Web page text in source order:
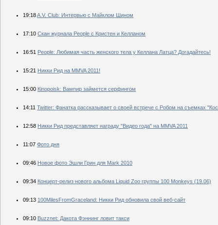
19:18A.V. Club: Интервью с Майклом Шином
17:10 Скан журнала Рeople с Кристен и Келланом
16:51 People: Любимая часть женского тела у Келлана Латца? Догадайтесь!
15:21 Никки Рид на MMVA 2011!
15:00 Кinopoisk: Вампир займется серфингом
14:11 Twitter: Фанатка рассказывает о своей встрече с Робом на съемках
12:58 Никки Рид представляет награду "Видео года" на MMVA 2011
11:07 Фото дня
09:46 Новое фото Эшли Грин для Mark 2010
09:34 Концерт-релиз нового альбома Liquid Zoo группы 100 Monkeys (19.06)
09:13 100MilesFromGraceland: Никки Рид обновила свой веб-сайт
09:10 Вuzznet: Дакота Фэннинг ловит такси